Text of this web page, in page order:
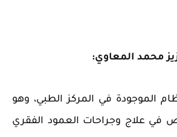
الموجودة في المركز الطبي، وهو
علاج وجراحات العمود الفقري